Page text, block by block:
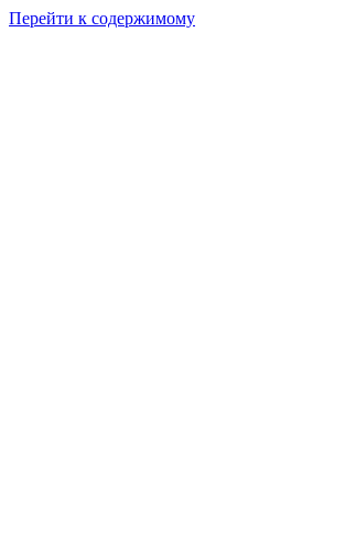
Перейти к содержимому